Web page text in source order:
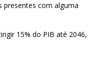
presentes com alguma
15% do PIB até 2046,